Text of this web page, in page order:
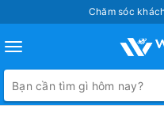
Chăm sóc
Toggle
navigation